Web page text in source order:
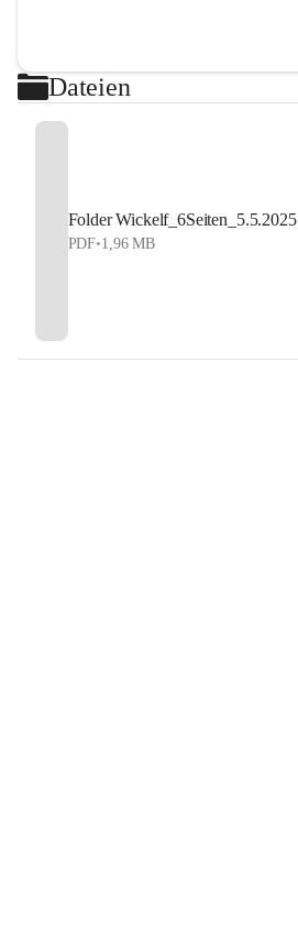
Dateien
Folder Wickelf_6Seiten_5.5.2025
PDF•1,96 MB